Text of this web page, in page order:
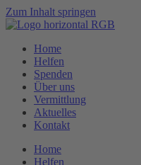
Zum Inhalt springen
Home
Helfen
Spenden
Über uns
Vermittlung
Aktuelles
Kontakt
Home
Helfen